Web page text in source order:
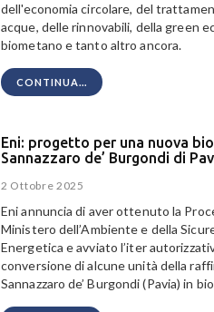
dell'economia circolare, del
acque, delle rinnovabili, della green
biometano e tanto altro ancora.
CONTINUA...
Eni: progetto per una nuova
Sannazzaro de’ Burgondi di
2 Ottobre 2025
Eni annuncia di aver ottenuto la
Ministero dell’Ambiente e della
Energetica e avviato l’iter
conversione di alcune unità della
Sannazzaro de’ Burgondi (Pavia) in